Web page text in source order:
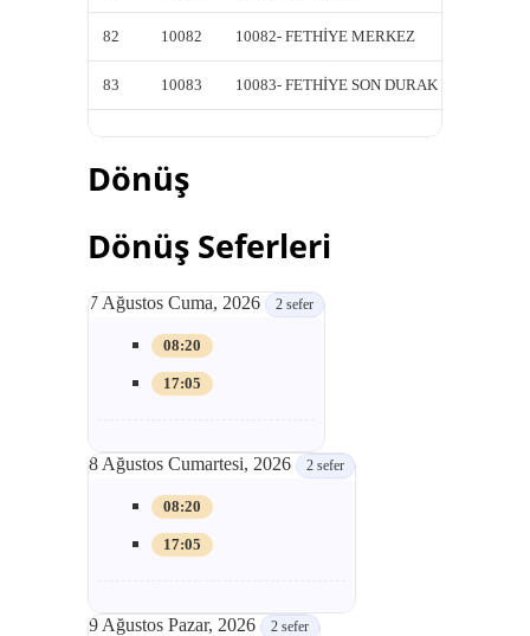
82 10082 10082- FETHİYE MERKEZ
83 10083 10083- FETHİYE SON DURAK
Dönüş
Dönüş Seferleri
7 Ağustos Cuma, 2026 2 sefer
08:20
17:05
8 Ağustos Cumartesi, 2026 2 sefer
08:20
17:05
9 Ağustos Pazar, 2026 2 sefer